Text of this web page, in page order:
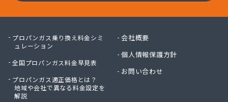
株式会社リピックス
株式会社リピックス 春日井センター
株式会社一プロ
株式会社稲藤商店
株式会社稲葉エネクス
プロパンガス乗り換え料金シミ
ュレーション
全国プロパンガス料金早見表
プロパンガス適正価格とは？
地域や会社で異なる料金設定を
解説
会社概要
個人情報保護方針
お問い合わせ